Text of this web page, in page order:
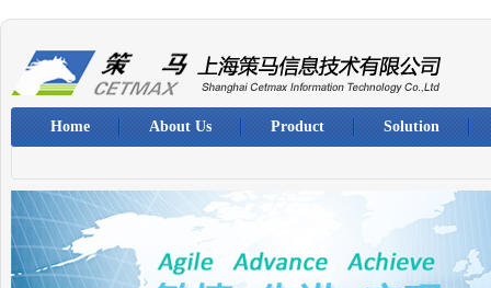
Home About Us Product Solution